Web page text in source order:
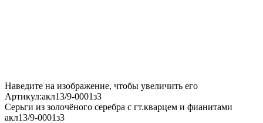
Наведите на изображение, чтобы увеличить его
Артикул:акл13/9-0001з3
Серьги из золочёного серебра с гт.кварцем и фианитами
акл13/9-0001з3